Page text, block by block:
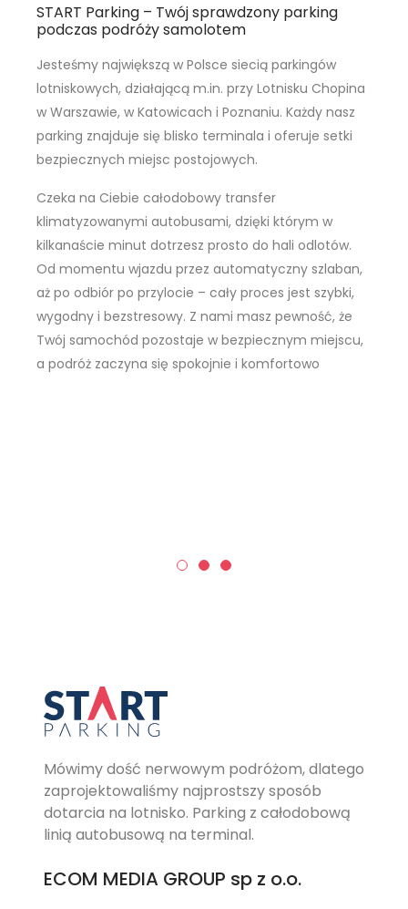
START Parking – Twój sprawdzony parking
podczas podróży samolotem
Jesteśmy największą w Polsce siecią parkingów
lotniskowych, działającą m.in. przy Lotnisku Chopina
w Warszawie, w Katowicach i Poznaniu. Każdy nasz
parking znajduje się blisko terminala i oferuje setki
bezpiecznych miejsc postojowych.
Czeka na Ciebie całodobowy transfer
klimatyzowanymi autobusami, dzięki którym w
kilkanaście minut dotrzesz prosto do hali odlotów.
Od momentu wjazdu przez automatyczny szlaban,
aż po odbiór po przylocie – cały proces jest szybki,
wygodny i bezstresowy. Z nami masz pewność, że
Twój samochód pozostaje w bezpiecznym miejscu,
a podróż zaczyna się spokojnie i komfortowo
Mówimy dość nerwowym podróżom, dlatego
zaprojektowaliśmy najprostszy sposób
dotarcia na lotnisko. Parking z całodobową
linią autobusową na terminal.
ECOM MEDIA GROUP sp z o.o.